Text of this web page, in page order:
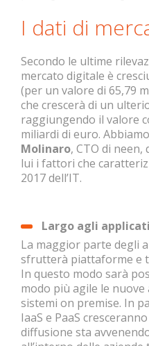
I dati di
Secondo le ultime
mercato digitale è
(per un valore di 65,79
che crescerà di un
raggiungendo il valore
miliardi di euro.
Molinaro, CTO di
lui i fattori che
2017 dell’IT.
Largo agli
La maggior parte degli
sfrutterà piattaforme e
In questo modo sarà
modo più agile le nuove
sistemi on premise. In
IaaS e PaaS
diffusione sta